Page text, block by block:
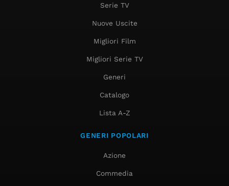
Serie TV
Nuove Uscite
Migliori Film
Migliori Serie TV
Generi
Catalogo
Lista A-Z
GENERI POPOLARI
Azione
Commedia